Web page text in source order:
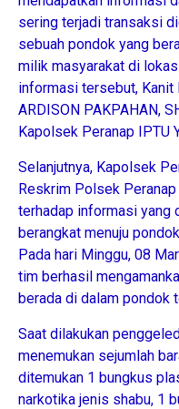
sering terjadi transaksi
sebuah pondok yang
milik masyarakat di
informasi tersebut,
ARDISON PAKPAHAN,
Kapolsek Peranap IPTU
Selanjutnya, Kapolsek
Reskrim Polsek
terhadap informasi yang
berangkat menuju
Pada hari Minggu, 08
tim berhasil
berada di dalam pondok
Saat dilakukan
menemukan sejumlah
ditemukan 1 bungkus
narkotika jenis shabu, 1